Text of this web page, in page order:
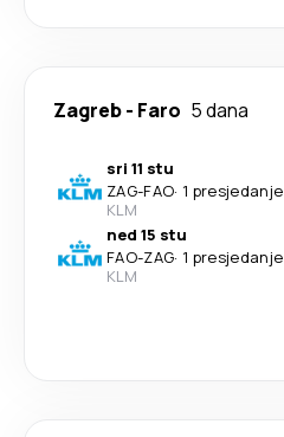
Zagreb- Faro 5 dana
sri 11 stu
ZAG-FAO· 1 presjedanje
KLM
ned 15 stu
FAO-ZAG· 1 presjedanje
KLM